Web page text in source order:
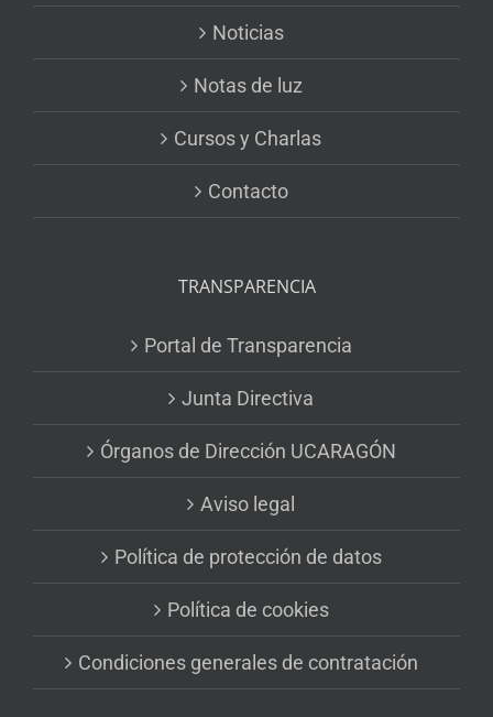
Noticias
Notas de luz
Cursos y Charlas
Contacto
TRANSPARENCIA
Portal de Transparencia
Junta Directiva
Órganos de Dirección UCARAGÓN
Aviso legal
Política de protección de datos
Política de cookies
Condiciones generales de contratación